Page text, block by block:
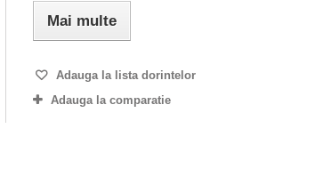
Mai multe
Adauga la lista dorintelor
Adauga la comparatie